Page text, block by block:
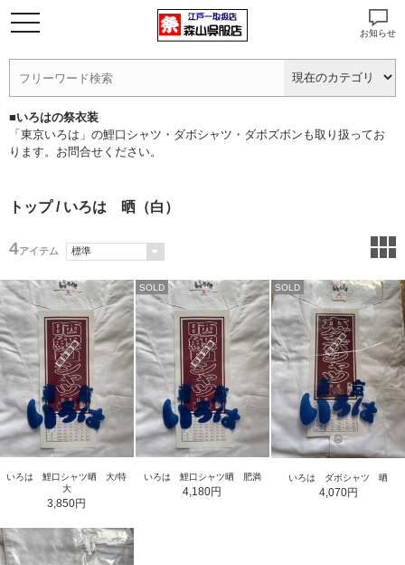
お知らせ
■いろはの祭衣装
「東京いろは」の鯉口シャツ・ダボシャツ・ダボズボンも取り扱ってお
ります。お問合せください。
トップ/ いろは 晒（白）
4アイテム
いろは 鯉口シャツ晒 大/特
大
3,850円
SOLD
いろは 鯉口シャツ晒 肥満
4,180円
SOLD
いろは ダボシャツ 晒
4,070円